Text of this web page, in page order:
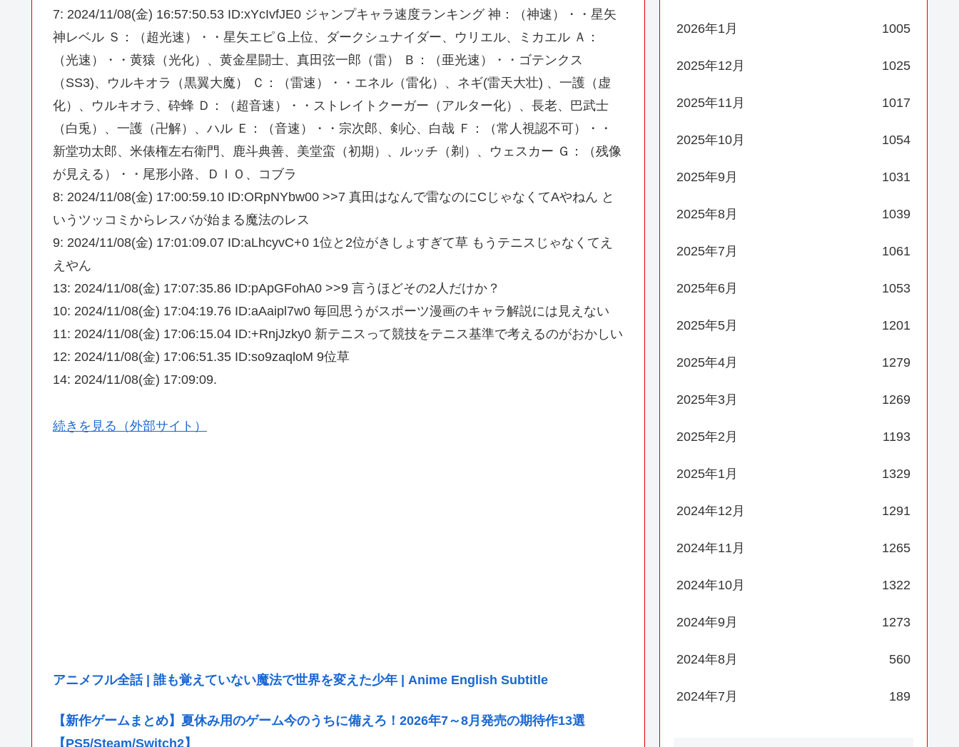
7: 2024/11/08(金) 16:57:50.53 ID:xYcIvfJE0 ジャンプキャラ速度ランキング 神：（神速）・・星矢
神レベル Ｓ：（超光速）・・星矢エピＧ上位、ダークシュナイダー、ウリエル、ミカエル Ａ：
（光速）・・黄猿（光化）、黄金星闘士、真田弦一郎（雷） Ｂ：（亜光速）・・ゴテンクス
（SS3)、ウルキオラ（黒翼大魔） Ｃ：（雷速）・・エネル（雷化）、ネギ(雷天大壮) 、一護（虚
化）、ウルキオラ、砕蜂 Ｄ：（超音速）・・ストレイトクーガー（アルター化）、長老、巴武士
（白兎）、一護（卍解）、ハル Ｅ：（音速）・・宗次郎、剣心、白哉 Ｆ：（常人視認不可）・・
新堂功太郎、米俵権左右衛門、鹿斗典善、美堂蛮（初期）、ルッチ（剃）、ウェスカー Ｇ：（残像
が見える）・・尾形小路、ＤＩＯ、コブラ
8: 2024/11/08(金) 17:00:59.10 ID:ORpNYbw00 >>7 真田はなんで雷なのにCじゃなくてAやねん と
いうツッコミからレスバが始まる魔法のレス
9: 2024/11/08(金) 17:01:09.07 ID:aLhcyvC+0 1位と2位がきしょすぎて草 もうテニスじゃなくてえ
えやん
13: 2024/11/08(金) 17:07:35.86 ID:pApGFohA0 >>9 言うほどその2人だけか？
10: 2024/11/08(金) 17:04:19.76 ID:aAaipl7w0 毎回思うがスポーツ漫画のキャラ解説には見えない
11: 2024/11/08(金) 17:06:15.04 ID:+RnjJzky0 新テニスって競技をテニス基準で考えるのがおかしい
12: 2024/11/08(金) 17:06:51.35 ID:so9zaqloM 9位草
14: 2024/11/08(金) 17:09:09.
続きを見る（外部サイト）
アニメフル全話 | 誰も覚えていない魔法で世界を変えた少年 | Anime English Subtitle
【新作ゲームまとめ】夏休み用のゲーム今のうちに備えろ！2026年7～8月発売の期待作13選
【PS5/Steam/Switch2】
2026年1月 1005
2025年12月 1025
2025年11月 1017
2025年10月 1054
2025年9月 1031
2025年8月 1039
2025年7月 1061
2025年6月 1053
2025年5月 1201
2025年4月 1279
2025年3月 1269
2025年2月 1193
2025年1月 1329
2024年12月 1291
2024年11月 1265
2024年10月 1322
2024年9月 1273
2024年8月 560
2024年7月 189